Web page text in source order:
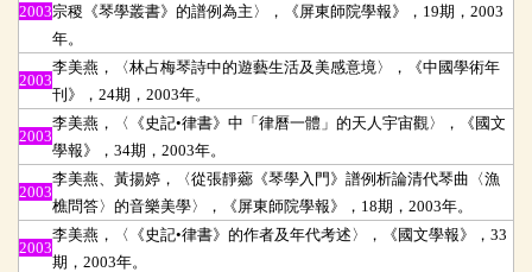
2003宗稷《琴學叢書》的譜例為主〉，《屏東師院學報》，19期，2003
年。
2003
李美燕，〈林占梅琴詩中的遊藝生活及美感意境〉，《中國學術年
刊》，24期，2003年。
2003
李美燕，〈《史記•律書》中「律曆一體」的天人宇宙觀〉，《國文
學報》，34期，2003年。
2003
李美燕、黃揚婷，〈從張靜薌《琴學入門》譜例析論清代琴曲〈漁
樵問答〉的音樂美學〉，《屏東師院學報》，18期，2003年。
2003
李美燕，〈《史記•律書》的作者及年代考述〉，《國文學報》，33
期，2003年。